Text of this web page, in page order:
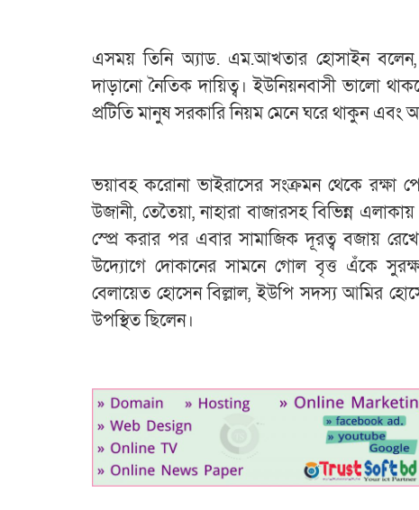
এসময় তিনি অ্যাড. এম.আখতার হোসাইন বলেন,
দাড়ানো নৈতিক দায়িত্ব। ইউনিয়নবাসী ভালো
প্রটিতি মানুষ সরকারি নিয়ম মেনে ঘরে থাকুন এবং
ভয়াবহ করোনা ভাইরাসের সংক্রমন থেকে রক্ষা
উজানী, তেতৈয়া, নাহারা বাজারসহ বিভিন্ন
স্প্রে করার পর এবার সামাজিক দূরত্ব বজায়
উদ্যোগে দোকানের সামনে গোল বৃত্ত এঁকে
বেলায়েত হোসেন বিল্লাল, ইউপি সদস্য আমির
উপস্থিত ছিলেন।